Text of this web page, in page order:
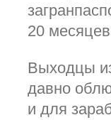
20
Выходцы
давно
и для